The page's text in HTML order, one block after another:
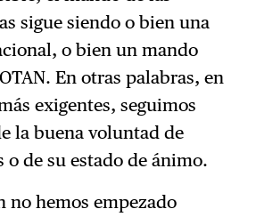
sigue siendo o bien una
o bien un mando
En otras palabras, en
exigentes, seguimos
la buena voluntad de
o de su estado de ánimo.
no hemos empezado